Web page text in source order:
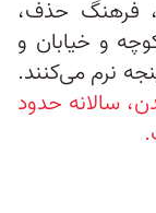
فرهنگ حذف،
و خیابان و
نرم می‌کنند.
سالانه حدود